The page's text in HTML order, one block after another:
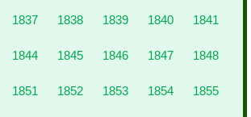
1837 1838 1839 1840 1841
1844 1845 1846 1847 1848
1851 1852 1853 1854 1855